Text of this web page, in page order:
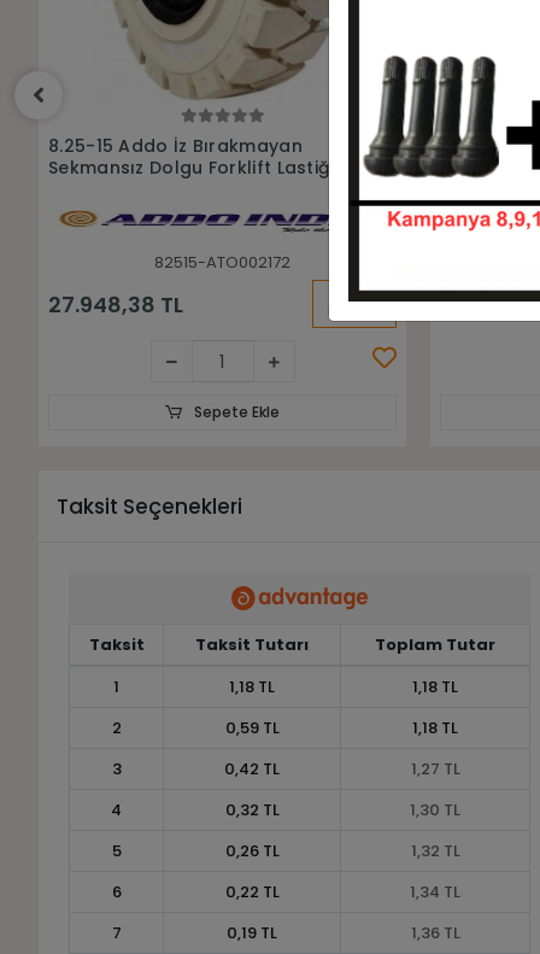
8.25-15 Addo İz Bırakmayan
Sekmanlı Dolgu Forklift Lastiği
82515-ATO001967
27.948,38 TL KARGO
BEDAVA
Sepete Ekle
8.25-15
Havalı
11.952,00
Taksit Seçenekleri
Taksit Taksit Tutarı
Toplam Tutar
1
1,18 TL
1,18 TL
2
0,59 TL
1,18 TL
3
0,42 TL
1,27 TL
4
0,32 TL
1,30 TL
5
0,26 TL
1,32 TL
6
0,22 TL
1,34 TL
7
0,19 TL
1,36 TL